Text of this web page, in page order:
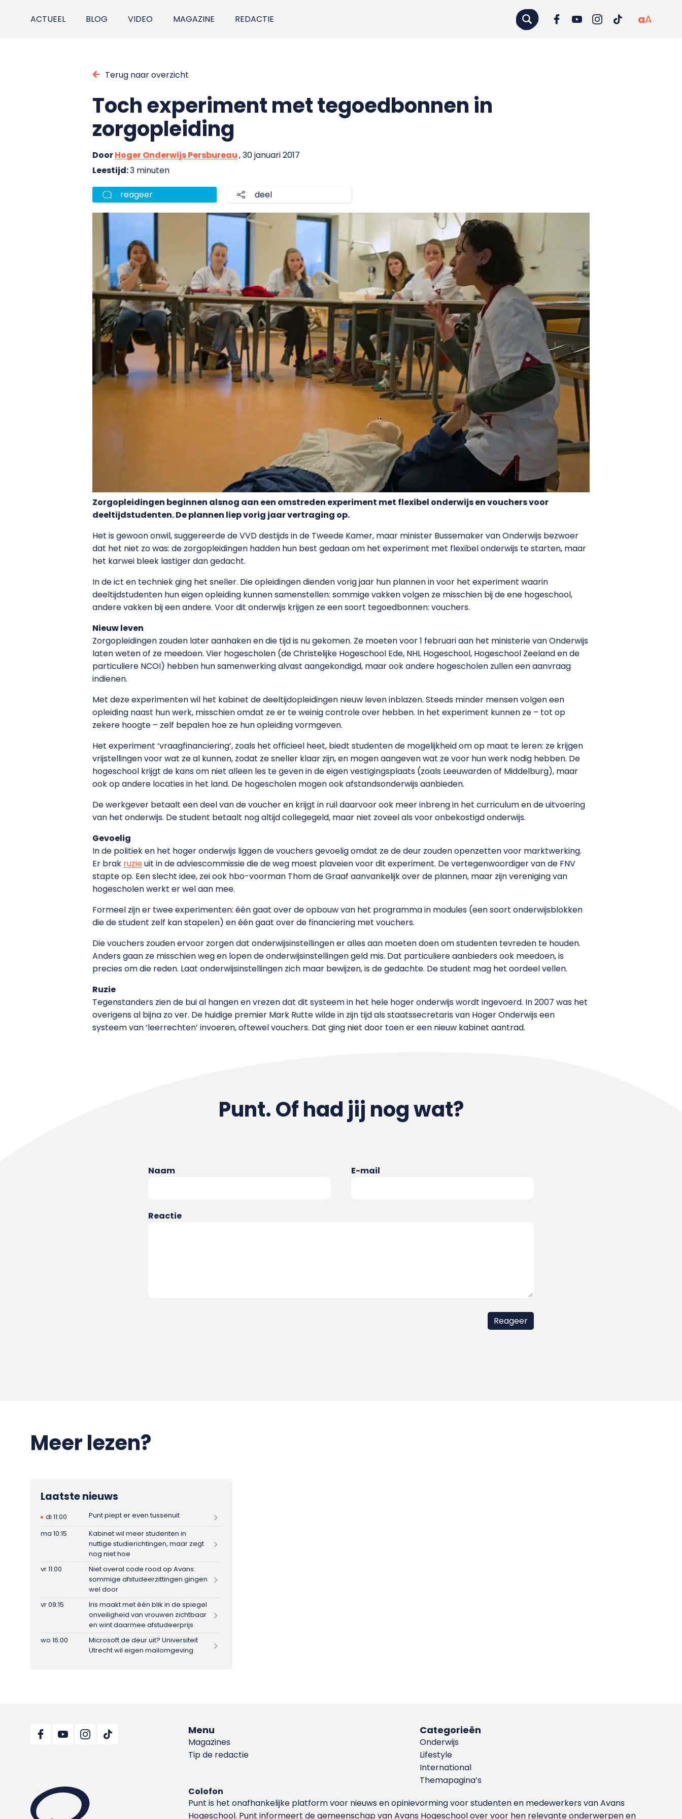
ACTUEEL BLOG VIDEO MAGAZINE REDACTIE aA
Terug naar overzicht
Toch experiment met tegoedbonnen in
zorgopleiding
DoorHoger Onderwijs Persbureau, 30 januari 2017
Leestijd:3 minuten
reageer deel
Zorgopleidingen beginnen alsnog aan een omstreden experiment met flexibel onderwijs en vouchers voor
deeltijdstudenten. De plannen liep vorig jaar vertraging op.
Het is gewoon onwil, suggereerde de VVD destijds in de Tweede Kamer, maar minister Bussemaker van Onderwijs bezwoer
dat het niet zo was: de zorgopleidingen hadden hun best gedaan om het experiment met flexibel onderwijs te starten, maar
het karwei bleek lastiger dan gedacht.
In de ict en techniek ging het sneller. Die opleidingen dienden vorig jaar hun plannen in voor het experiment waarin
deeltijdstudenten hun eigen opleiding kunnen samenstellen: sommige vakken volgen ze misschien bij de ene hogeschool,
andere vakken bij een andere. Voor dit onderwijs krijgen ze een soort tegoedbonnen: vouchers.
Nieuw leven
Zorgopleidingen zouden later aanhaken en die tijd is nu gekomen. Ze moeten voor 1 februari aan het ministerie van Onderwijs
laten weten of ze meedoen. Vier hogescholen (de Christelijke Hogeschool Ede, NHL Hogeschool, Hogeschool Zeeland en de
particuliere NCOI) hebben hun samenwerking alvast aangekondigd, maar ook andere hogescholen zullen een aanvraag
indienen.
Met deze experimenten wil het kabinet de deeltijdopleidingen nieuw leven inblazen. Steeds minder mensen volgen een
opleiding naast hun werk, misschien omdat ze er te weinig controle over hebben. In het experiment kunnen ze – tot op
zekere hoogte – zelf bepalen hoe ze hun opleiding vormgeven.
Het experiment ‘vraagfinanciering’, zoals het officieel heet, biedt studenten de mogelijkheid om op maat te leren: ze krijgen
vrijstellingen voor wat ze al kunnen, zodat ze sneller klaar zijn, en mogen aangeven wat ze voor hun werk nodig hebben. De
hogeschool krijgt de kans om niet alleen les te geven in de eigen vestigingsplaats (zoals Leeuwarden of Middelburg), maar
ook op andere locaties in het land. De hogescholen mogen ook afstandsonderwijs aanbieden.
De werkgever betaalt een deel van de voucher en krijgt in ruil daarvoor ook meer inbreng in het curriculum en de uitvoering
van het onderwijs. De student betaalt nog altijd collegegeld, maar niet zoveel als voor onbekostigd onderwijs.
Gevoelig
In de politiek en het hoger onderwijs liggen de vouchers gevoelig omdat ze de deur zouden openzetten voor marktwerking.
Er brak ruzieuit in de adviescommissie die de weg moest plaveien voor dit experiment. De vertegenwoordiger van de FNV
stapte op. Een slecht idee, zei ook hbo-voorman Thom de Graaf aanvankelijk over de plannen, maar zijn vereniging van
hogescholen werkt er wel aan mee.
Formeel zijn er twee experimenten: één gaat over de opbouw van het programma in modules (een soort onderwijsblokken
die de student zelf kan stapelen) en één gaat over de financiering met vouchers.
Die vouchers zouden ervoor zorgen dat onderwijsinstellingen er alles aan moeten doen om studenten tevreden te houden.
Anders gaan ze misschien weg en lopen de onderwijsinstellingen geld mis. Dat particuliere aanbieders ook meedoen, is
precies om die reden. Laat onderwijsinstellingen zich maar bewijzen, is de gedachte. De student mag het oordeel vellen.
Ruzie
Tegenstanders zien de bui al hangen en vrezen dat dit systeem in het hele hoger onderwijs wordt ingevoerd. In 2007 was het
overigens al bijna zo ver. De huidige premier Mark Rutte wilde in zijn tijd als staatssecretaris van Hoger Onderwijs een
systeem van ‘leerrechten’ invoeren, oftewel vouchers. Dat ging niet door toen er een nieuw kabinet aantrad.
Punt. Of had jij nog wat?
Naam E-mail
Reactie
Meer lezen?
Laatste nieuws
di 11:00
Punt piept er even tussenuit
ma 10:15
Kabinet wil meer studenten in
nuttige studierichtingen, maar zegt
nog niet hoe
vr 11:00
Niet overal code rood op Avans:
sommige afstudeerzittingen gingen
wel door
vr 09:15
Iris maakt met één blik in de spiegel
onveiligheid van vrouwen zichtbaar
en wint daarmee afstudeerprijs
wo 16:00
Microsoft de deur uit? Universiteit
Utrecht wil eigen mailomgeving
Menu
Magazines
Tip de redactie
Categorieën
Onderwijs
Lifestyle
International
Themapagina’s
Colofon
Punt is het onafhankelijke platform voor nieuws en opinievorming voor studenten en medewerkers van Avans
Hoge­school. Punt informeert de gemeenschap van Avans Hogeschool over voor hen relevante onderwerpen en